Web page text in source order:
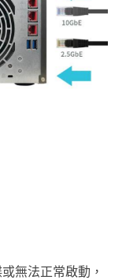
無法正常啟動，